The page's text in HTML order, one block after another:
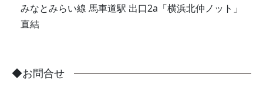
みなとみらい線 馬車道駅 出口2a「横浜北仲ノット」
直結
◆お問合せ